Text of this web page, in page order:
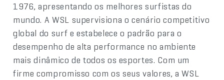
1976, apresentando os melhores surfistas do
mundo. A WSL supervisiona o cenário competitivo
global do surf e estabelece o padrão para o
desempenho de alta performance no ambiente
mais dinâmico de todos os esportes. Com um
firme compromisso com os seus valores, a WSL